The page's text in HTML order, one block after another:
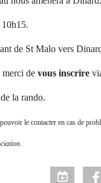
de St Malo vers
merci de vous inscrire
la rando.
le contacter en cas de